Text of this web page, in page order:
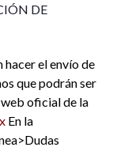
DE
hacer el envío de
que podrán ser
oficial de la
En la